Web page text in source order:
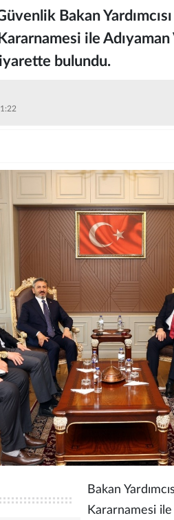
Bakan
ile
bulundu.
Bakan
Kararnamesi